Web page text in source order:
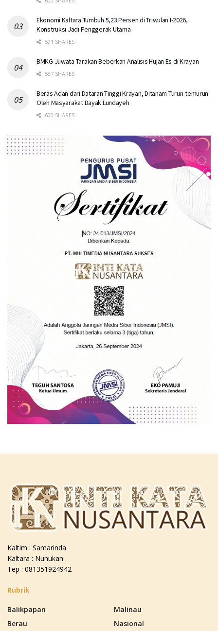
Ekonomi Kaltara Tumbuh 5,23 Persen di Triwulan I-2026,
Konstruksi Jadi Penggerak Utama
591 SHARES
BMKG Juwata Tarakan Beberkan Analisis Hujan Es di Krayan
587 SHARES
Beras Adan dari Dataran Tinggi Krayan, Ditanam Turun-temurun
Oleh Masyarakat Dayak Lundayeh
600 SHARES
Kaltim : Samarinda
Kaltara : Nunukan
Tep : 081351924942
Rubrik
Balikpapan
Berau
Malinau
Nasional